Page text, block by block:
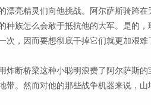
漂亮精灵们向他挑战。阿尔萨斯骑跨
种族怎么会敢于抵抗他的大军。是的
次，因而要想彻底干掉它们就更加艰难
炸断桥梁这种小聪明浪费了阿尔萨斯
带。然而对他的那些战争机器来说，山